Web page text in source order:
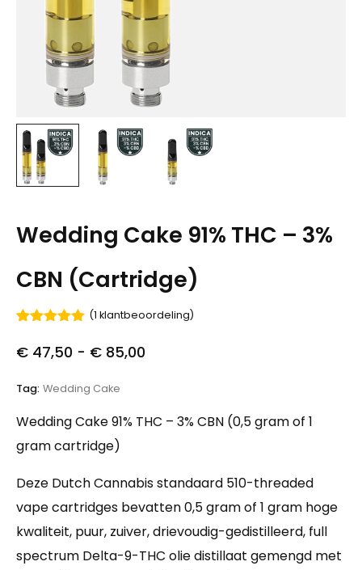
Wedding Cake 91% THC – 3%
CBN (Cartridge)
5.00op 5
gebaseerd
waardering
(1 klantbeoordeling)
€ 47,50 - € 85,00
Tag: Wedding Cake
Wedding Cake 91% THC – 3% CBN (0,5 gram of 1
gram cartridge)
Deze Dutch Cannabis standaard 510-threaded
vape cartridges bevatten 0,5 gram of 1 gram hoge
kwaliteit, puur, zuiver, drievoudig-gedistilleerd, full
spectrum Delta-9-THC olie distillaat gemengd met